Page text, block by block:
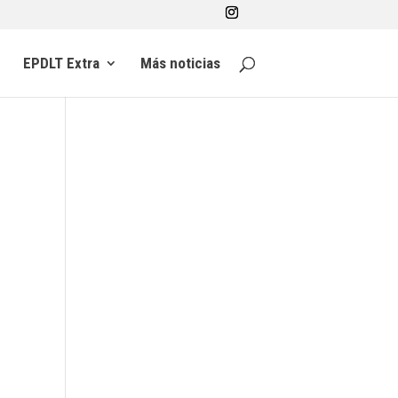
EPDLT Extra Más noticias